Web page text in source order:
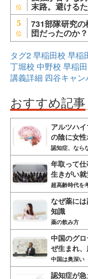
末路。避ける
5 731部隊研究
団だったのか？
タグ2早稲田校 早稲
丁堀校 中野校 早稲
講義詳細 四谷キャン
おすすめ記事
アルツハ
の陰に女
認知症、なら
年取って
生きがい
超高齢時代を
なぜ薬に
知識
薬の飲み方
中国のグ
ぜ生まれ
中国は奥深い
認知症が